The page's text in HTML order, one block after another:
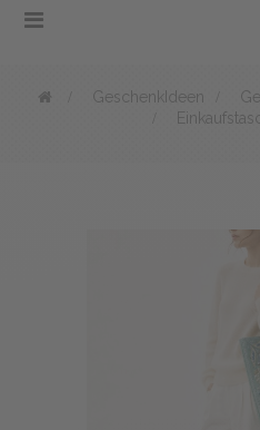
Toggle
GeschenkIdeen